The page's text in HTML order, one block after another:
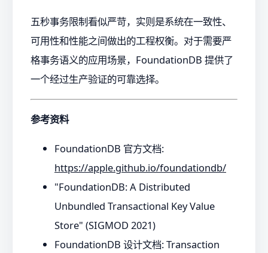
五秒事务限制看似严苛，实则是系统在一致性、
可用性和性能之间做出的工程权衡。对于需要严
格事务语义的应用场景，FoundationDB 提供了
一个经过生产验证的可靠选择。
参考资料
FoundationDB 官方文档:
https://apple.github.io/foundationdb/
"FoundationDB: A Distributed
Unbundled Transactional Key Value
Store" (SIGMOD 2021)
FoundationDB 设计文档: Transaction